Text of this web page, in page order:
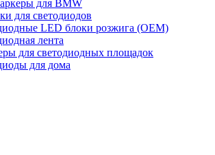
для BMW
для светодиодов
LED блоки розжига (OEM)
лента
для светодиодных площадок
для дома